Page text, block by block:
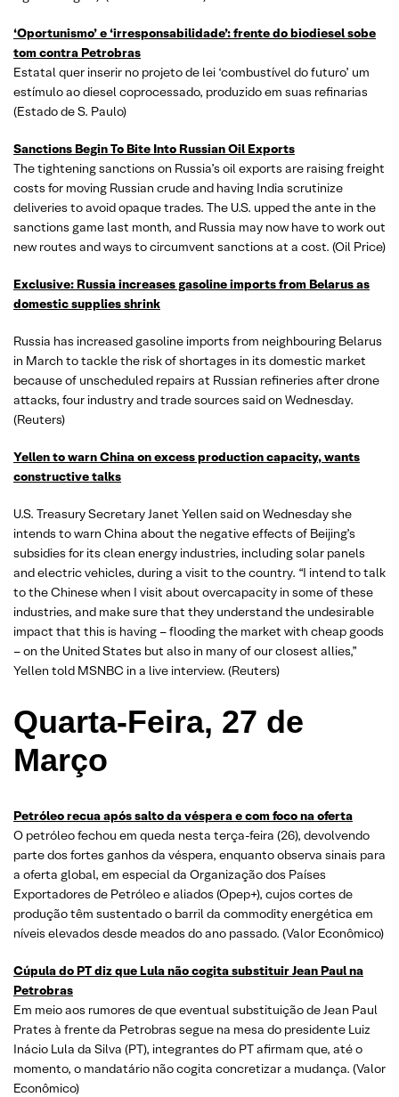
‘Oportunismo’ e ‘irresponsabilidade’: frente do biodiesel sobe
tom contra Petrobras
Estatal quer inserir no projeto de lei ‘combustível do futuro’ um
estímulo ao diesel coprocessado, produzido em suas refinarias
(Estado de S. Paulo)
Sanctions Begin To Bite Into Russian Oil Exports
The tightening sanctions on Russia’s oil exports are raising freight
costs for moving Russian crude and having India scrutinize
deliveries to avoid opaque trades. The U.S. upped the ante in the
sanctions game last month, and Russia may now have to work out
new routes and ways to circumvent sanctions at a cost. (Oil Price)
Exclusive: Russia increases gasoline imports from Belarus as
domestic supplies shrink
Russia has increased gasoline imports from neighbouring Belarus
in March to tackle the risk of shortages in its domestic market
because of unscheduled repairs at Russian refineries after drone
attacks, four industry and trade sources said on Wednesday.
(Reuters)
Yellen to warn China on excess production capacity, wants
constructive talks
U.S. Treasury Secretary Janet Yellen said on Wednesday she
intends to warn China about the negative effects of Beijing’s
subsidies for its clean energy industries, including solar panels
and electric vehicles, during a visit to the country. “I intend to talk
to the Chinese when I visit about overcapacity in some of these
industries, and make sure that they understand the undesirable
impact that this is having – flooding the market with cheap goods
– on the United States but also in many of our closest allies,”
Yellen told MSNBC in a live interview. (Reuters)
Quarta-Feira, 27 de
Março
Petróleo recua após salto da véspera e com foco na oferta
O petróleo fechou em queda nesta terça-feira (26), devolvendo
parte dos fortes ganhos da véspera, enquanto observa sinais para
a oferta global, em especial da Organização dos Países
Exportadores de Petróleo e aliados (Opep+), cujos cortes de
produção têm sustentado o barril da commodity energética em
níveis elevados desde meados do ano passado. (Valor Econômico)
Cúpula do PT diz que Lula não cogita substituir Jean Paul na
Petrobras
Em meio aos rumores de que eventual substituição de Jean Paul
Prates à frente da Petrobras segue na mesa do presidente Luiz
Inácio Lula da Silva (PT), integrantes do PT afirmam que, até o
momento, o mandatário não cogita concretizar a mudança. (Valor
Econômico)